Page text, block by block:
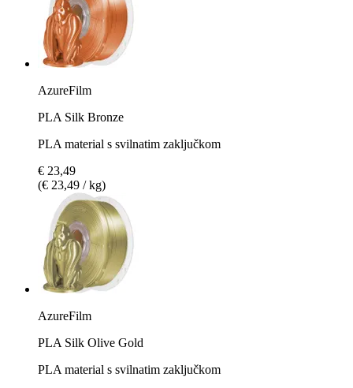
AzureFilm
PLA Silk Bronze
PLA material s svilnatim zaključkom
€ 23,49
(€ 23,49 / kg)
AzureFilm
PLA Silk Olive Gold
PLA material s svilnatim zaključkom